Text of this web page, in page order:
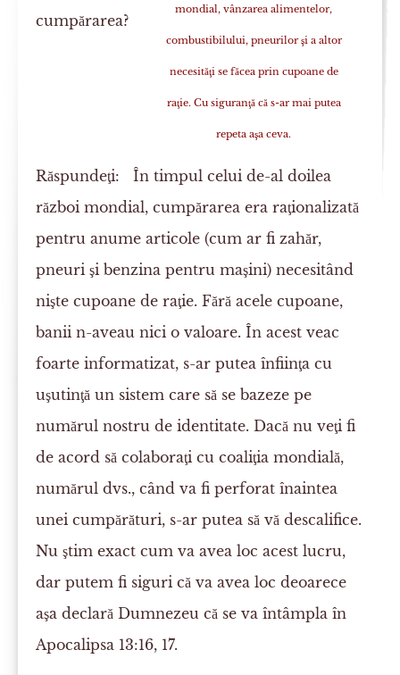
mondial, vânzarea alimentelor,
combustibilului, pneurilor şi a altor
necesităţi se făcea prin cupoane de
raţie. Cu siguranţă că s-ar mai putea
repeta aşa ceva.
cumpărarea?
Răspundeţi: În timpul celui de-al doilea
război mondial, cumpărarea era raţionalizată
pentru anume articole (cum ar fi zahăr,
pneuri şi benzina pentru maşini) necesitând
nişte cupoane de raţie. Fără acele cupoane,
banii n-aveau nici o valoare. În acest veac
foarte informatizat, s-ar putea înfiinţa cu
uşutinţă un sistem care să se bazeze pe
numărul nostru de identitate. Dacă nu veţi fi
de acord să colaboraţi cu coaliţia mondială,
numărul dvs., când va fi perforat înaintea
unei cumpărături, s-ar putea să vă descalifice.
Nu ştim exact cum va avea loc acest lucru,
dar putem fi siguri că va avea loc deoarece
aşa declară Dumnezeu că se va întâmpla în
Apocalipsa 13:16, 17.